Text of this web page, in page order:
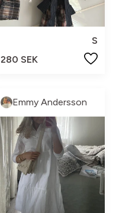
S
280 SEK
Emmy Andersson